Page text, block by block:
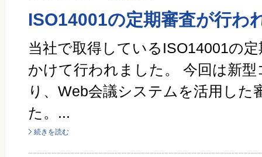
ISO14001の定期審査が行わ
当社で取得しているISO14001の
かけて行われました。 今回は新
り、Web会議システムを活用した
た。...
続きを読む